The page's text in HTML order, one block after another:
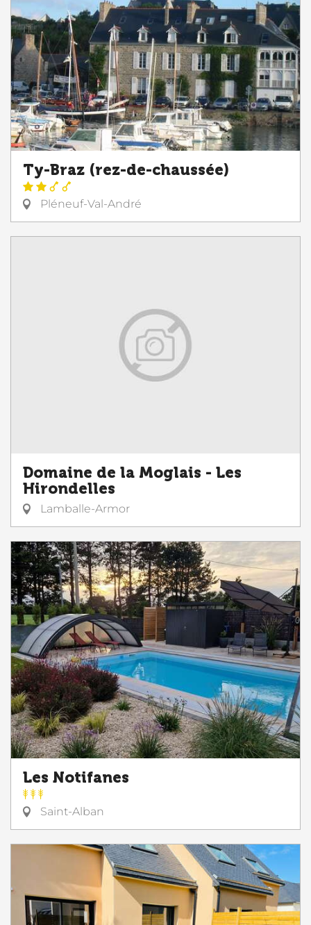
Ty-Braz (rez-de-chaussée)
Pléneuf-Val-André
Domaine de la Moglais - Les
Hirondelles
Lamballe-Armor
Les Notifanes
Saint-Alban